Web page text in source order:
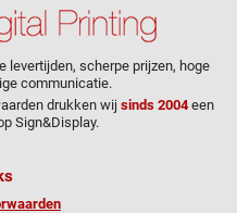
levertijden, scherpe prijzen, hoge
communicatie.
drukken wij sinds 2004een
Sign&Display.